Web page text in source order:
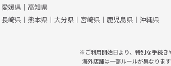
愛媛県 ｜ 高知県
長崎県 ｜ 熊本県 ｜ 大分県 ｜ 宮崎県 ｜ 鹿児島県 ｜ 沖縄県
※ご利用開始日より、特別な手続き
海外店舗は一部ルールが異なります